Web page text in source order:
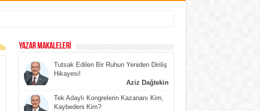
YAZAR MAKALELERİ
Tutsak Edilen Bir Ruhun Yeniden Diriliş
Hikayesi!
Aziz Dağtekin
Tek Adaylı Kongrelerin Kazananı Kim,
Kaybedeni Kim?